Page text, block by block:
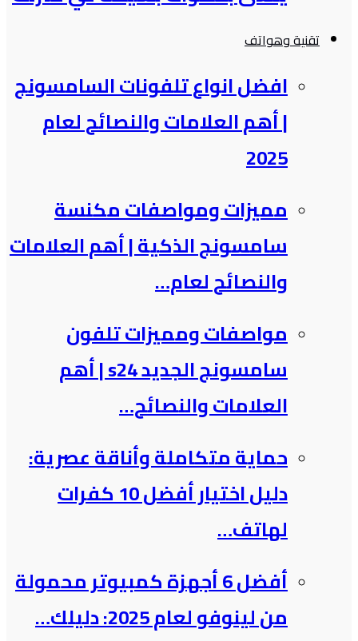
تقنية وهواتف
افضل انواع تلفونات السامسونج​
| أهم العلامات والنصائح لعام
2025
مميزات ومواصفات مكنسة
سامسونج الذكية​ | أهم العلامات
والنصائح لعام…
مواصفات ومميزات تلفون
سامسونج الجديد s24 | أهم
العلامات والنصائح…
حماية متكاملة وأناقة عصرية:
دليل اختيار أفضل 10 كفرات
لهاتف…
أفضل 6 أجهزة كمبيوتر محمولة
من لينوفو لعام 2025: دليلك…